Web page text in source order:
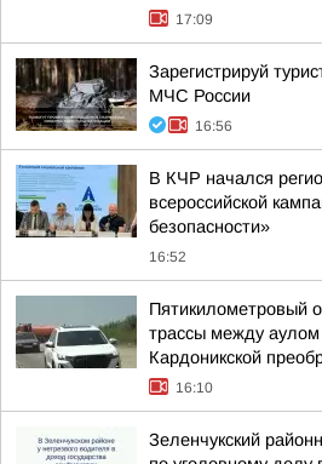
17:09
Зарегистрируй
МЧС России
16:56
В КЧР начался
всероссийской
безопасности»
16:52
Пятикилометровый
трассы между
Кардоникской
16:10
Зеленчукский